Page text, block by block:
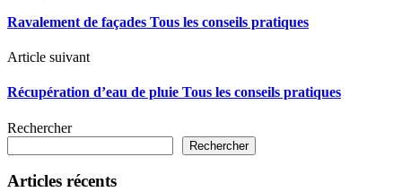
Ravalement de façades Tous les conseils pratiques
Article suivant
Récupération d’eau de pluie Tous les conseils pratiques
Rechercher
Rechercher
Articles récents